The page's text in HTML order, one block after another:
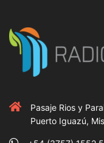
Pasaje Rios y
Puerto Iguazú,